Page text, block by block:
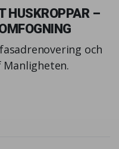
HUSKROPPAR –
och